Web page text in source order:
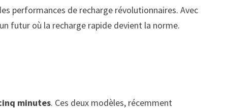
performances de recharge révolutionnaires. Avec
futur où la recharge rapide devient la norme.
minutes. Ces deux modèles, récemment